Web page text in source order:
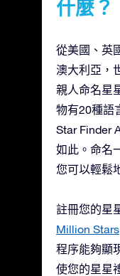
什麼？
從美國、英
澳大利亞，
親人命名星
物有20種語
Star Finder
如此。命名
您可以輕鬆
註冊您的星
Million Stars
程序能夠顯
使您的星星